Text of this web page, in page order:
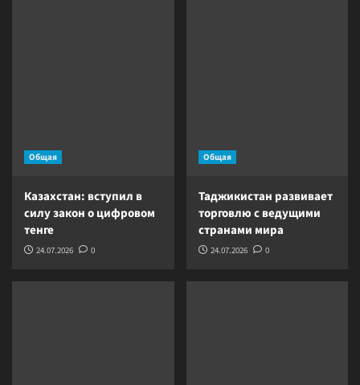
Общая
Казахстан: вступил в
силу закон о цифровом
тенге
24.07.2026 0
Общая
Таджикистан развивает
торговлю с ведущими
странами мира
24.07.2026 0